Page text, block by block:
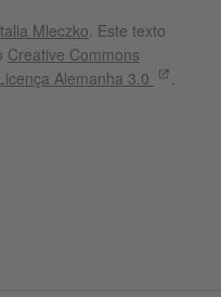
Mleczko. Este texto
Creative Commons
Alemanha 3.0
.